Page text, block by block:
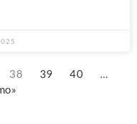
38 39 40
…